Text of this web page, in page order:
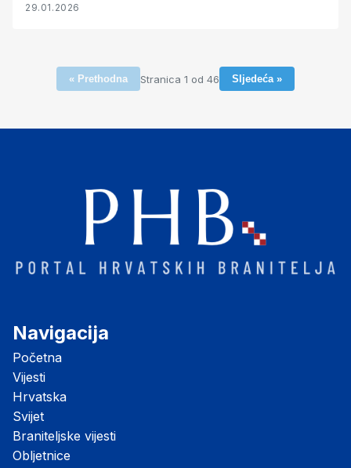
29.01.2026
« Prethodna Stranica 1 od 46 Sljedeća »
Navigacija
Početna
Vijesti
Hrvatska
Svijet
Braniteljske vijesti
Obljetnice